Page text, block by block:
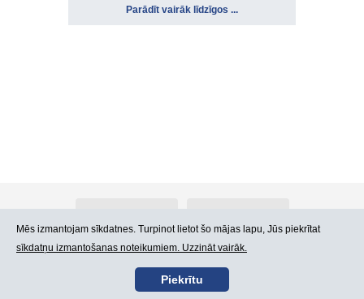
Parādīt vairāk līdzīgos ...
Kontakti Lietošanas noteikumi
Mēs izmantojam sīkdatnes. Turpinot lietot šo mājas lapu, Jūs piekrītat
sīkdatņu izmantošanas noteikumiem. Uzzināt vairāk.
Piekrītu